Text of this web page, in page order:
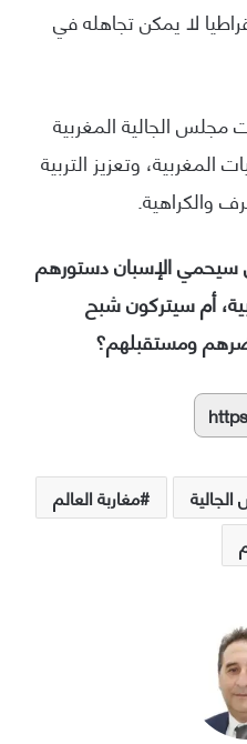
لا يمكن تجاهله في
الجالية المغربية
المغربية، وتعزيز التربية
والكراهية.
سيحمي الإسبان دستورهم
أم سيتركون شبح
ومستقبلهم؟
مغاربة العالم